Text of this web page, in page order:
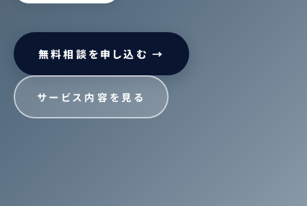
無料相談を申し込む →
サービス内容を見る